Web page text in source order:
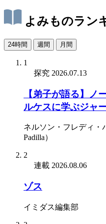
よみものラン
24時間 週間 月間
1
探究 2026.07.13
【弟子が語る】ノ
ルケスに学ぶジャ
ネルソン・フレディ・
Padilla）
2
連載 2026.08.06
ゾス
イミダス編集部